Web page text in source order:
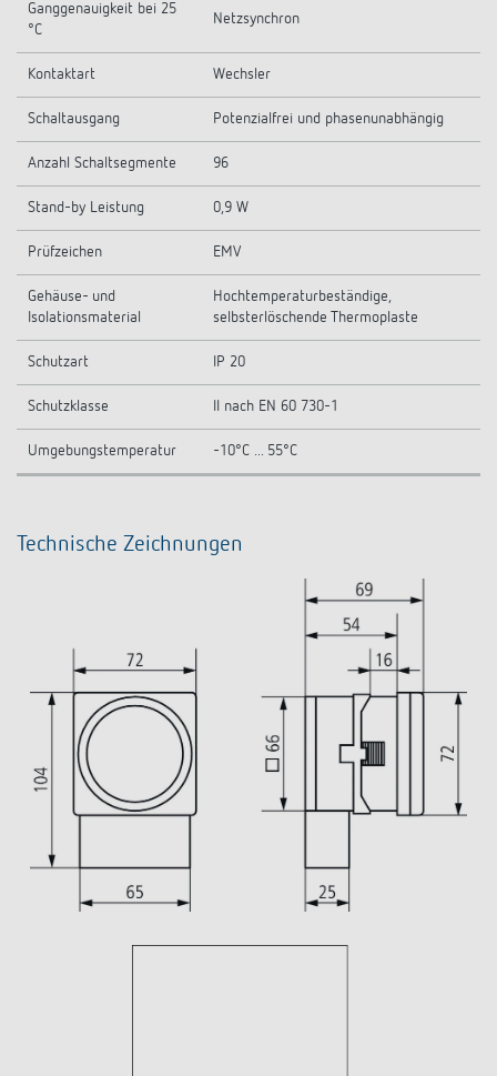
Ganggenauigkeit bei 25
°C
Netzsynchron
Kontaktart Wechsler
Schaltausgang Potenzialfrei und phasenunabhängig
Anzahl Schaltsegmente 96
Stand-by Leistung 0,9 W
Prüfzeichen EMV
Gehäuse- und
Isolationsmaterial
Hochtemperaturbeständige,
selbsterlöschende Thermoplaste
Schutzart IP 20
Schutzklasse II nach EN 60 730-1
Umgebungstemperatur -10°C ... 55°C
Technische Zeichnungen